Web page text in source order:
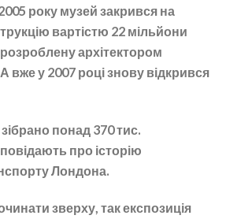
року музей закрився на
вартістю 22 мільйони
розроблену архітектором
вже у 2007 році знову відкрився
понад 370 тис.
про історію
Лондона.
зверху, так експозиція